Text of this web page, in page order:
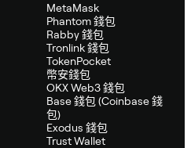
MetaMask
Phantom 錢包
Rabby 錢包
Tronlink 錢包
TokenPocket
幣安錢包
OKX Web3 錢包
Base 錢包 (Coinbase 錢
包)
Exodus 錢包
Trust Wallet